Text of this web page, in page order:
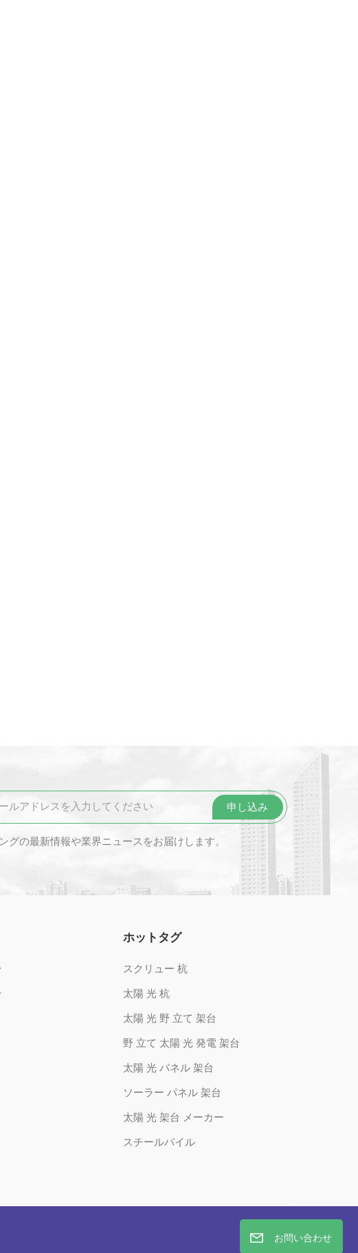
グの最新情報や業界ニュースをお届けします。
ホットタグ
スクリュー 杭
太陽 光 杭
太陽 光 野 立て 架台
野 立て 太陽 光 発電 架台
太陽 光 パネル 架台
ソーラー パネル 架台
太陽 光 架台 メーカー
スチールパイル
お問い合わせ